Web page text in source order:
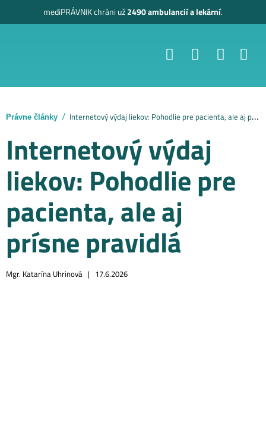
mediPRÁVNIKchráni už2490 ambulancií a lekární.
Právne články Internetový výdaj liekov: Pohodlie pre pacienta, ale aj prísne pravidlá
Internetový výdaj
liekov: Pohodlie pre
pacienta, ale aj
prísne pravidlá
Mgr. Katarína Uhrinová | 17.6.2026